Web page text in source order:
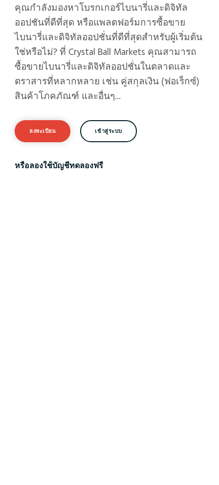
คุณกำลังมองหาโบรกเกอร์ไบนารี่และดิจิทัล
ออปชันที่ดีที่สุด หรือแพลตฟอร์มการซื้อขาย
ไบนารี่และดิจิทัลออปชั่นที่ดีที่สุดสำหรับผู้เริ่มต้น
ใช่หรือไม่? ที่ Crystal Ball Markets คุณสามารถ
ซื้อขายไบนารี่และดิจิทัลออปชั่นในตลาดและ
ตราสารที่หลากหลาย เช่น คู่สกุลเงิน (ฟอเร็กซ์)
สินค้าโภคภัณฑ์ และอื่นๆ...
ลงทะเบียน เข้าสู่ระบบ
หรือลองใช้บัญชีทดลองฟรี